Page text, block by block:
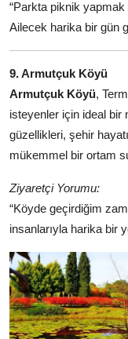
“Parkta piknik yapmak
Ailecek harika bir gün
9. Armutçuk Köyü
Armutçuk Köyü,
isteyenler için ideal bir
güzellikleri, şehir
mükemmel bir ortam
Ziyaretçi Yorumu:
“Köyde geçirdiğim
insanlarıyla harika bir